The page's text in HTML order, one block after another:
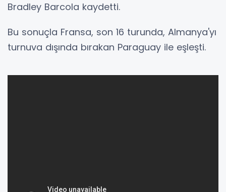
Bradley Barcola kaydetti.
Bu sonuçla Fransa, son 16 turunda, Almanya'yı
turnuva dışında bırakan Paraguay ile eşleşti.